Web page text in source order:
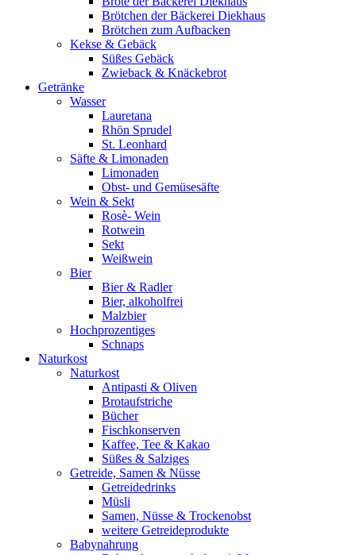
Brötchen der Bäckerei Diekhaus
Brötchen zum Aufbacken
Kekse & Gebäck
Süßes Gebäck
Zwieback & Knäckebrot
Getränke
Wasser
Lauretana
Rhön Sprudel
St. Leonhard
Säfte & Limonaden
Limonaden
Obst- und Gemüsesäfte
Wein & Sekt
Rosè- Wein
Rotwein
Sekt
Weißwein
Bier
Bier & Radler
Bier, alkoholfrei
Malzbier
Hochprozentiges
Schnaps
Naturkost
Naturkost
Antipasti & Oliven
Brotaufstriche
Bücher
Fischkonserven
Kaffee, Tee & Kakao
Süßes & Salziges
Getreide, Samen & Nüsse
Getreidedrinks
Müsli
Samen, Nüsse & Trockenobst
weitere Getreideprodukte
Babynahrung